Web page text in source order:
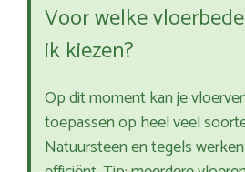
Voor welke
ik kiezen?
Op dit moment kan je
toepassen op heel veel
Natuursteen en tegels